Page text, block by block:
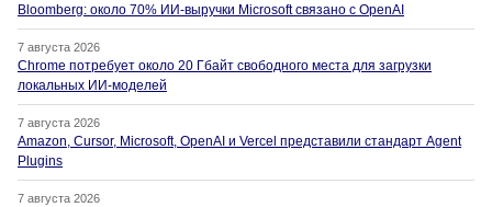
Bloomberg: около 70% ИИ-выручки Microsoft связано с OpenAI
7 августа 2026
Chrome потребует около 20 Гбайт свободного места для загрузки
локальных ИИ-моделей
7 августа 2026
Amazon, Cursor, Microsoft, OpenAI и Vercel представили стандарт Agent
Plugins
7 августа 2026